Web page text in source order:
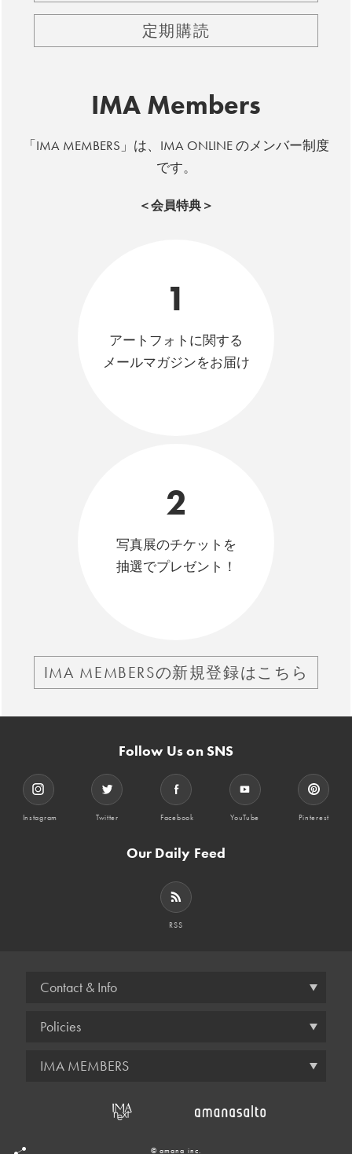
定期購読
IMA Members
「IMA MEMBERS」は、IMA ONLINE のメンバー制度
です。
＜会員特典＞
1
アートフォトに関する
メールマガジンをお届け
2
写真展のチケットを
抽選でプレゼント！
IMA MEMBERSの新規登録はこちら
Follow Us on SNS
Instagram Twitter Facebook YouTube Pinterest
Our Daily Feed
RSS
Contact & Info
Policies
IMA MEMBERS
© amana inc.